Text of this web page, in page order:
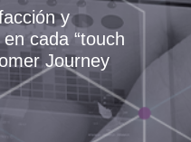
y
cada “touch
Journey